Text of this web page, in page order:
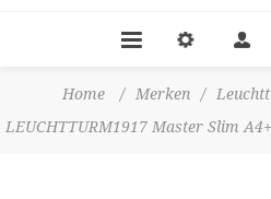
Home / Merken /
LEUCHTTURM1917 Master Slim